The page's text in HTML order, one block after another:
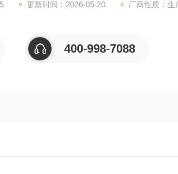
更新时间：2026-05-20 厂商性质：生
400-998-7088